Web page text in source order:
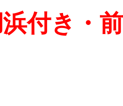
付き・